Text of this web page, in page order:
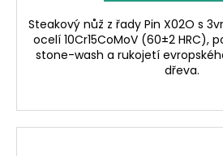
Steakový nůž z řady Pin X02O s
ocelí 10Cr15CoMoV (60±2 HRC),
stone-wash a rukojetí
dřeva.